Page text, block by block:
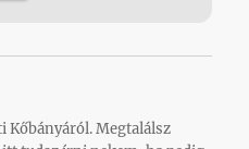
Kőbányáról. Megtalálsz